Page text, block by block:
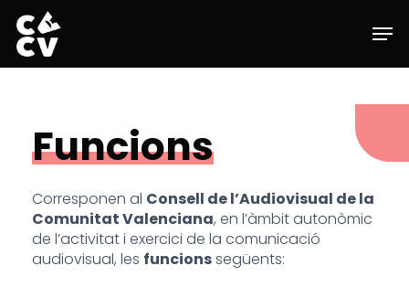
main
content
Funcions
Corresponen al Consell de l’Audiovisual de la
Comunitat Valenciana, en l’àmbit autonòmic
de l’activitat i exercici de la comunicació
audiovisual, les funcionssegüents:
Menu